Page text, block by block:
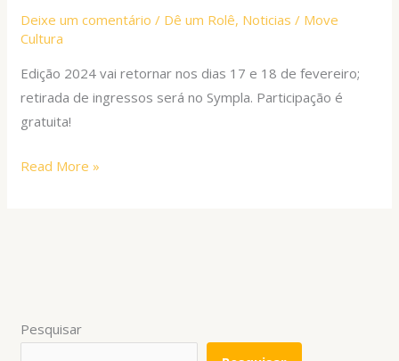
Deixe um comentário / Dê um Rolê, Noticias / Move
Cultura
Edição 2024 vai retornar nos dias 17 e 18 de fevereiro;
retirada de ingressos será no Sympla. Participação é
gratuita!
Read More »
Pesquisar